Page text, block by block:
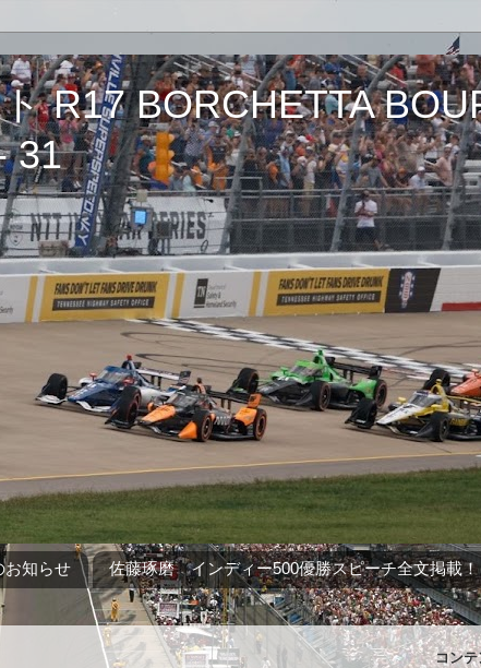
R17 BORCHETTA
31
お知らせ
佐藤琢磨 インディー500優勝スピーチ全文掲載！
コンテ